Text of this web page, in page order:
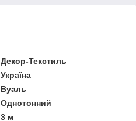
Декор-Текстиль
Україна
Вуаль
Однотонний
3 м